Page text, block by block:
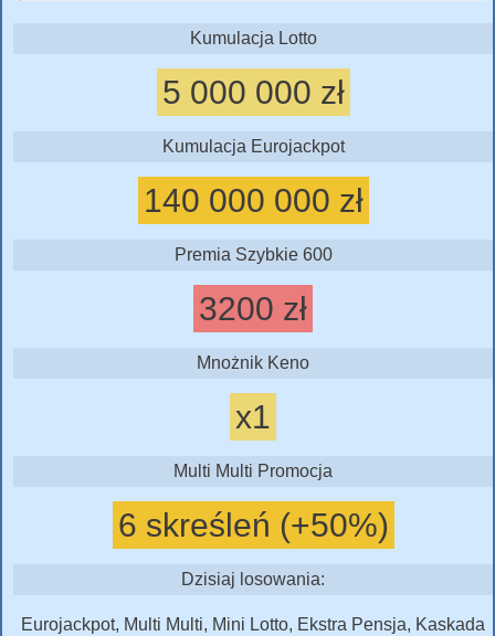
Kumulacja Lotto
5 000 000 zł
Kumulacja Eurojackpot
140 000 000 zł
Premia Szybkie 600
3200 zł
Mnożnik Keno
x1
Multi Multi Promocja
6 skreśleń (+50%)
Dzisiaj losowania:
Eurojackpot, Multi Multi, Mini Lotto, Ekstra Pensja, Kaskada